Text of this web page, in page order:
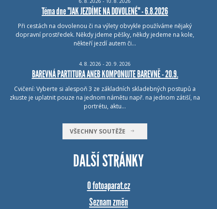
Téma dne "JAK JEZDÍME NA DOVOLENÉ" - 6.8.2026
Při cestách na dovolenou či na výlety obvykle používáme nějaký
dopravní prostředek. Někdy jdeme pěšky, někdy jedeme na kole,
někteří jezdí autem či…
4. 8. 2026 - 20. 9. 2026
BAREVNÁ PARTITURA ANEB KOMPONUJTE BAREVNĚ - 20.9.
Cvičení: Vyberte si alespoň 3 ze základních skladebných postupů a
zkuste je uplatnit pouze na jednom námětu např. na jednom zátiší, na
portrétu, aktu…
VŠECHNY SOUTĚŽE
DALŠÍ STRÁNKY
O fotoaparat.cz
Seznam změn